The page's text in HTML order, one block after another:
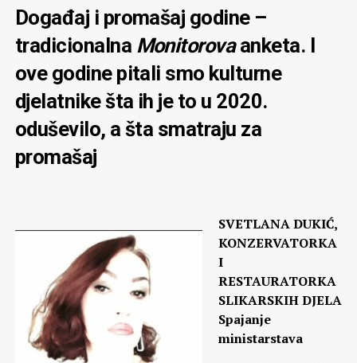
Događaj i promašaj godine –
tradicionalna Monitorovaanketa. I
ove godine pitali smo kulturne
djelatnike šta ih je to u 2020.
oduševilo, a šta smatraju za
promašaj
SVETLANA DUKIĆ,
KONZERVATORKA
I
RESTAURATORKA
SLIKARSKIH DJELA
Spajanje
ministarstava